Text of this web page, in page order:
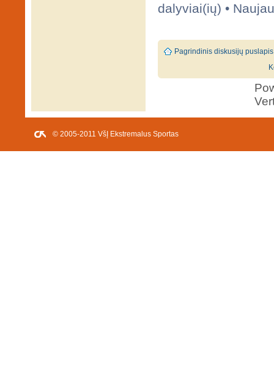
dalyviai(ių) •
Pagrindinis diskusijų puslapis
© 2005-2011 VšĮ Ekstremalus Sportas